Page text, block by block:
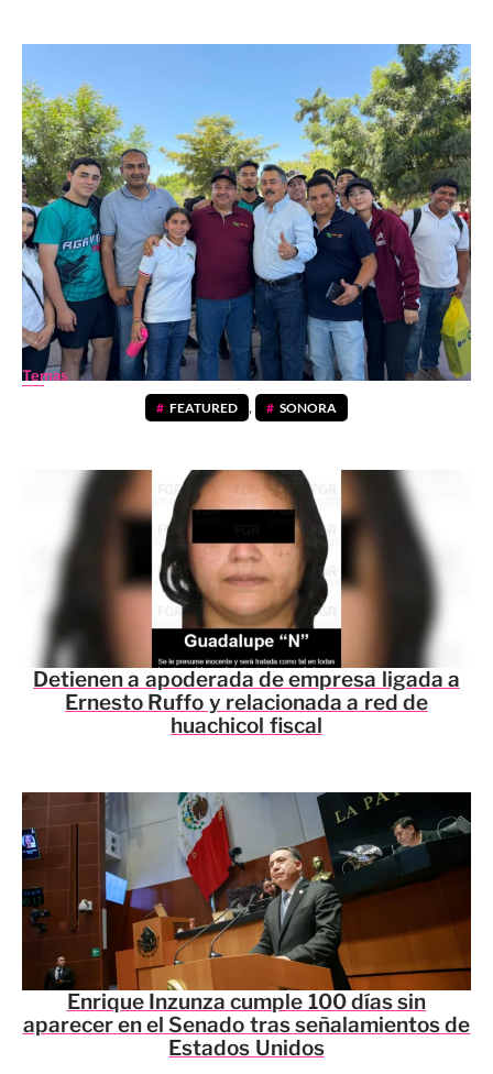
Temas
FEATURED , SONORA
Detienen a apoderada de empresa ligada a
Ernesto Ruffo y relacionada a red de
huachicol fiscal
Enrique Inzunza cumple 100 días sin
aparecer en el Senado tras señalamientos de
Estados Unidos